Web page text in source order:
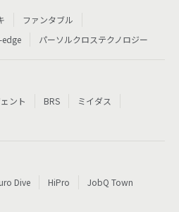
ファンタブル
edge パーソルクロステクノロジー
ント BRS
ミイダス
Dive HiPro JobQ Town